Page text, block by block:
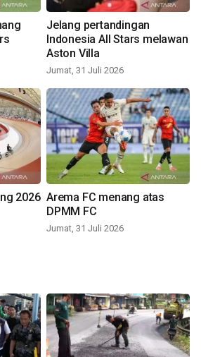
Jelang pertandingan
Indonesia All Stars melawan
Aston Villa
Jumat, 31 Juli 2026
2026 Arema FC menang atas
DPMM FC
Jumat, 31 Juli 2026